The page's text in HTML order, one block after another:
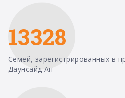
13328
Семей, зарегистрированных в
Даунсайд Ап